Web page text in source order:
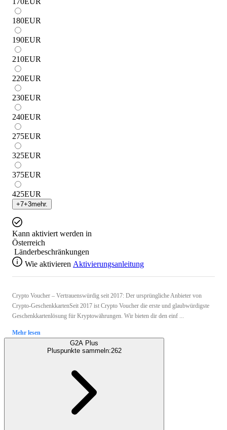
180EUR
190EUR
210EUR
220EUR
230EUR
240EUR
275EUR
325EUR
375EUR
425EUR
+7+3mehr.
Kann aktiviert werden in
Österreich
Länderbeschränkungen
Wie aktivieren Aktivierungsanleitung
Crypto Voucher – Vertrauenswürdig seit 2017: Der ursprüngliche Anbieter von
Crypto-GeschenkkartenSeit 2017 ist Crypto Voucher die erste und glaubwürdigste
Geschenkkartenlösung für Kryptowährungen. Wir bieten dir den einf ...
Mehr lesen
G2A Plus
Pluspunkte sammeln:262